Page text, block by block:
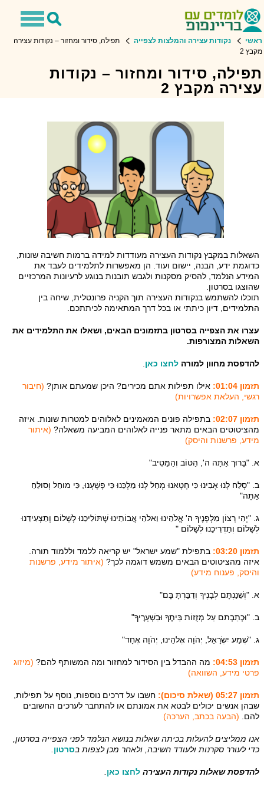
Toggle
Toggle
ראשי נקודות עצירה והמלצות לצפייה
תפילה, סידור ומחזור – נקודות עצירה
מקבץ 2
תפילה, סידור ומחזור – נקודות
עצירה מקבץ 2
השאלות במקבץ נקודות העצירה מעודדות למידה ברמות חשיבה שונות,
כדוגמת ידע, הבנה, יישום ועוד. הן מאפשרות לתלמידים לעבד את
המידע הנלמד, להסיק מסקנות ולגבש תובנות בנוגע לרעיונות המרכזיים
שהוצגו בסרטון.
תוכלו להשתמש בנקודות העצירה תוך הקניה פרונטלית, שיחה בין
התלמידים, דיון כיתתי או בכל דרך המתאימה לכיתתכם.
עצרו את הצפייה בסרטון בתזמונים הבאים, ושאלו את התלמידים את
השאלות המצורפות.
להדפסת מחוון למורה לחצו כאן
תזמון 01:04: אילו תפילות אתם מכירים? היכן שמעתם אותן? (חיבור
רגשי, העלאת אפשרויות)
תזמון 02:07:
בתפילה פונים המאמינים לאלוהים למטרות שונות. איזה
מהציטוטים הבאים מתאר פנייה לאלוהים המביעה משאלה? (איתור
מידע, פרשנות והיסק)
א. "בָּרוּך אַתָּה ה', הַטּוֹב וְהַמֵּטִיב"
ב. "סְלַח לָנוּ אָבִינוּ כִּי חָטָאנוּ מְחַל לָנוּ מַלְכֵּנוּ כִּי פָשָׁעְנוּ, כִּי מוחֵל וְסולֵחַ
אַתָּה"
ג. "יְהִי רָצוֹן מִלְפָנֶיךָ ה' אֱלֹהֵינוּ וַאלֹהֵי אֲבוֹתֵינוּ שֶׁתּוֹלִיכֵנוּ לְשָׁלוֹם וְתַצְעִידֵנוּ
לְשָׁלוֹם וְתַדְרִיכֵנוּ לְשָׁלוֹם "
תזמון 03:20:
בתפילת "שמע ישראל" יש קריאה ללמד וללמוד תורה.
איזה מהציטוטים הבאים משמש דוגמה לכך? (איתור מידע, פרשנות
והיסק, פענוח מידע)
א. "וְשִׁנַּנְתָּם לְבָנֶיךָ וְדִבַּרְתָּ בָּם"
ב. "וּכְתַבְתם עַל מְזֻזוֹת בֵּיתֶךָ וּבִשְׁעָרֶיךָ"
ג. "שְׁמַע יִשְׂרָאֵל, יְהֹוָה אֱלהֵינוּ, יְהֹוָה אֶחָד"
תזמון 04:53: מה ההבדל בין הסידור למחזור ומה המשותף להם? (מיזוג
פרטי מידע, השוואה)
תזמון 05:27 (שאלת סיכום):
חשבו על דרכים נוספות, נוסף על תפילות,
שבהן אנשים יכולים לבטא את אמונתם או להתחבר לערכים החשובים
להם. (הבעה בכתב, הערכה)
אנו ממליצים להעלות בכיתה שאלות בנושא הנלמד לפני הצפייה בסרטון,
כדי לעורר סקרנות ולעודד חשיבה, ולאחר מכן לצפות בסרטון
להדפסת שאלות נקודות העצירה לחצו כאן